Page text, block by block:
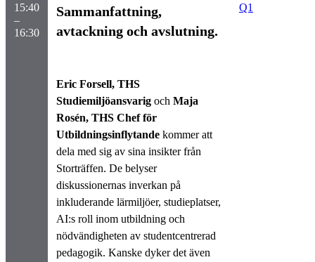
15:40
–
16:30
Sammanfattning,
avtackning och avslutning.
Eric Forsell, THS
Studiemiljöansvarig och Maja
Rosén, THS Chef för
Utbildningsinflytande kommer att
dela med sig av sina insikter från
Storträffen. De belyser
diskussionernas inverkan på
inkluderande lärmiljöer, studieplatser,
AI:s roll inom utbildning och
nödvändigheten av studentcentrerad
pedagogik. Kanske dyker det även
Q1